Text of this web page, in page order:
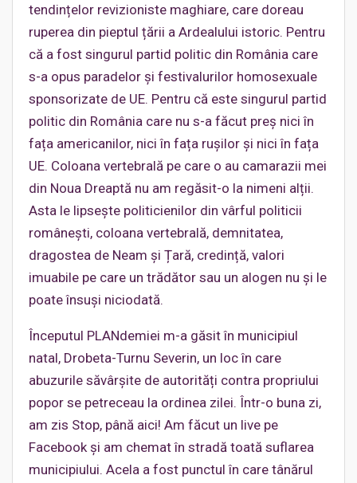
tendințelor revizioniste maghiare, care doreau
ruperea din pieptul țării a Ardealului istoric. Pentru
că a fost singurul partid politic din România care
s-a opus paradelor și festivalurilor homosexuale
sponsorizate de UE. Pentru că este singurul partid
politic din România care nu s-a făcut preș nici în
fața americanilor, nici în fața rușilor și nici în fața
UE. Coloana vertebrală pe care o au camarazii mei
din Noua Dreaptă nu am regăsit-o la nimeni alții.
Asta le lipsește politicienilor din vârful politicii
românești, coloana vertebrală, demnitatea,
dragostea de Neam și Țară, credință, valori
imuabile pe care un trădător sau un alogen nu și le
poate însuși niciodată.
Începutul PLANdemiei m-a găsit în municipiul
natal, Drobeta-Turnu Severin, un loc în care
abuzurile săvârșite de autorități contra propriului
popor se petreceau la ordinea zilei. Într-o buna zi,
am zis Stop, până aici! Am făcut un live pe
Facebook și am chemat în stradă toată suflarea
municipiului. Acela a fost punctul în care tânărul